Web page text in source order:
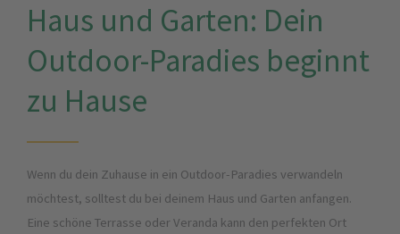
Haus und Garten: Dein
Outdoor-Paradies beginnt
zu Hause
Wenn du dein Zuhause in ein Outdoor-Paradies verwandeln
möchtest, solltest du bei deinem Haus und Garten anfangen.
Eine schöne Terrasse oder Veranda kann den perfekten Ort